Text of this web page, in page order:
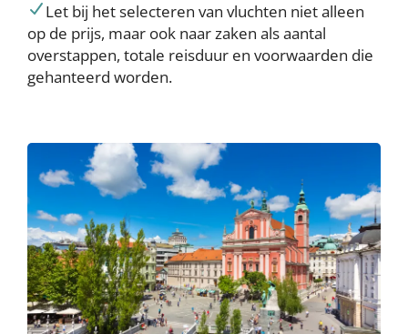
Let bij het selecteren van vluchten niet alleen
op de prijs, maar ook naar zaken als aantal
overstappen, totale reisduur en voorwaarden die
gehanteerd worden.